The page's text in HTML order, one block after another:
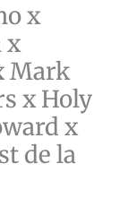
x
x
Mark
x Holy
x
de la